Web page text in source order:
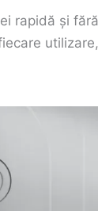
rapidă și